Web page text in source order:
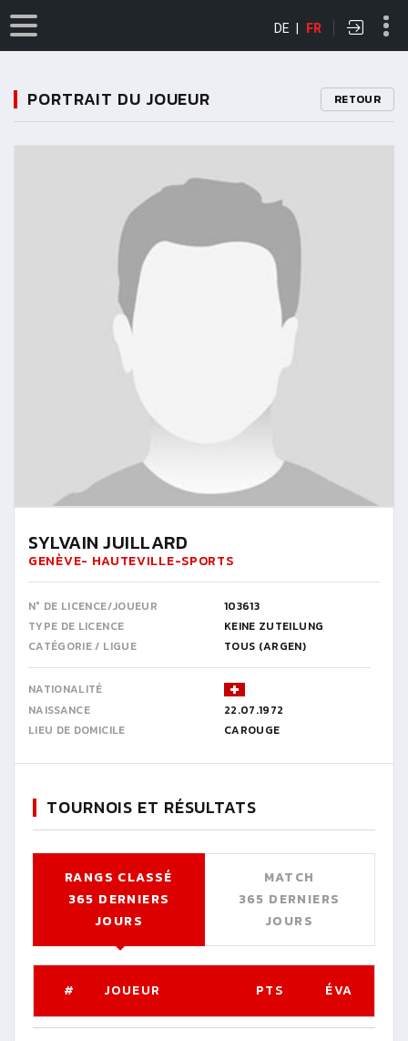
DE | FR
PORTRAIT DU JOUEUR RETOUR
SYLVAIN JUILLARD
GENÈVE- HAUTEVILLE-SPORTS
N° DE LICENCE/JOUEUR
103613
TYPE DE LICENCE
KEINE ZUTEILUNG
CATÉGORIE / LIGUE
TOUS (ARGEN)
NATIONALITÉ
NAISSANCE
22.07.1972
LIEU DE DOMICILE
CAROUGE
TOURNOIS ET RÉSULTATS
RANGS CLASSÉ
365 DERNIERS
JOURS
MATCH
365 DERNIERS
JOURS
# JOUEUR PTS ÉVA